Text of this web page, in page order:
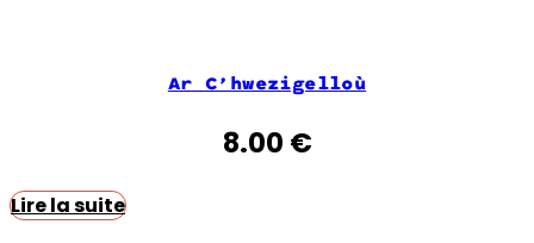
Ar C’hwezigelloù
8.00 €
Lire la suite